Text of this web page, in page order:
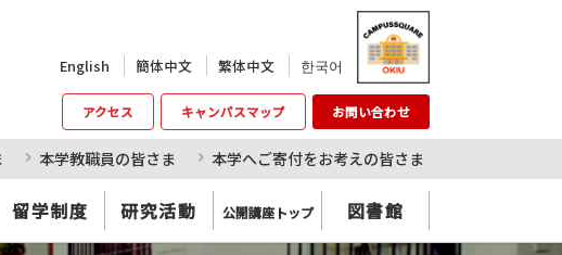
English 簡体中文 繁体中文 한국어
アクセス キャンパスマップ お問い合わせ
本学教職員の皆さま 本学へご寄付をお考えの皆さま
留学制度 研究活動 公開講座トップ 図書館